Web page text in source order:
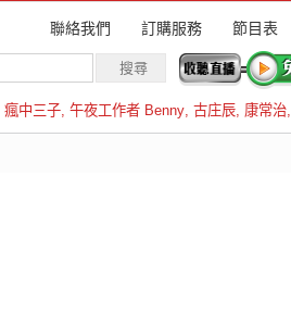
聯絡我們 訂購服務 節目表
瘋中三子, 午夜工作者 Benny, 古庄辰, 康常治,